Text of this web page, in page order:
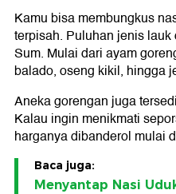
Kamu bisa membungkus
terpisah. Puluhan jenis
Sum. Mulai dari ayam
balado, oseng kikil, hingga
Aneka gorengan juga
Kalau ingin menikmati
harganya dibanderol mulai
Baca juga:
Menyantap Nasi